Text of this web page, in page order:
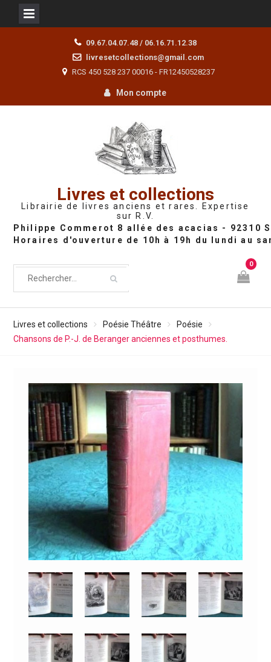
09.67.04.07.48 / 06.16.71.12.38
livresetcollections@gmail.com
RCS 450 528 237 00016 - FR12450528237
Mon compte
Livres et collections
Librairie de livres anciens et rares. Expertise
sur R.V.
0
Livres et collections Poésie Théâtre
Poésie
Chansons de P.-J. de Beranger anciennes et posthumes.